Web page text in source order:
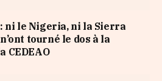
: ni le Nigeria, ni la Sierra
tourné le dos à la
CEDEAO